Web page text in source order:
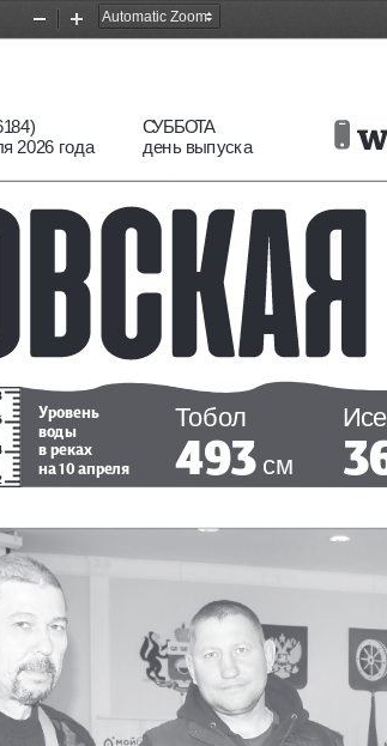
Zoom
Zoom
2026 года
СУББОТА
день выпуска
Тобол
493 см
Уровень
воды
в реках
на 10 апреля